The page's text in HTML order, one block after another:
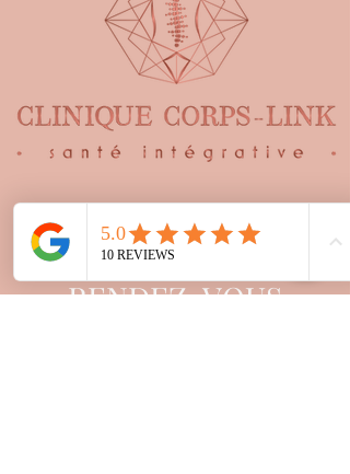
PRENDRE UN
RENDEZ-VOUS